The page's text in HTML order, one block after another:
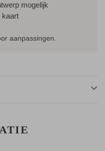
mogelijk
kaart
aanpassingen.